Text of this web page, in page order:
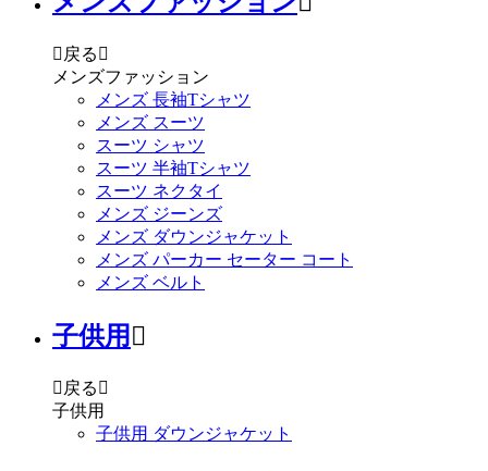
 戻る 
メンズファッション
メンズ 長袖Tシャツ
メンズ スーツ
スーツ シャツ
スーツ 半袖Tシャツ
スーツ ネクタイ
メンズ ジーンズ
メンズ ダウンジャケット
メンズ パーカー セーター コート
メンズ ベルト
子供用 
 戻る 
子供用
子供用 ダウンジャケット